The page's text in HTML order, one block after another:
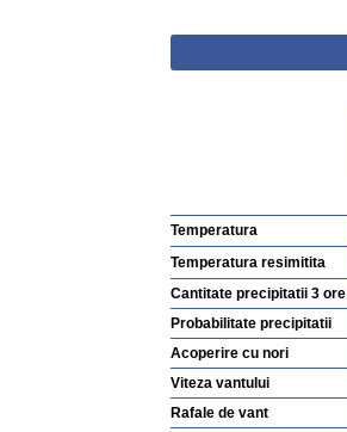
Temperatura
Temperatura resimitita
Cantitate precipitatii 3 ore
Probabilitate precipitatii
Acoperire cu nori
Viteza vantului
Rafale de vant